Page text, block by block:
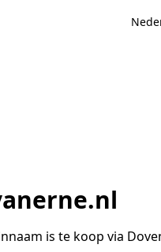
is te koop via